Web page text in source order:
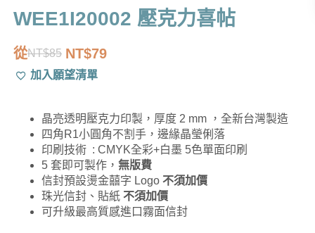
WEE1I20002 壓克力喜帖
從NT$85
原
始
格：
NT$85。
NT$79
目
前
格：
NT$79。
加入願望清單
晶亮透明壓克力印製，厚度 2 mm ，全新台灣製造
四角R1小圓角不割手，邊緣晶瑩俐落
印刷技術 : CMYK全彩+白墨 5色單面印刷
5 套即可製作， 無版費
信封預設燙金囍字 Logo 不須加價
珠光信封、貼紙 不須加價
可升級最高質感進口霧面信封